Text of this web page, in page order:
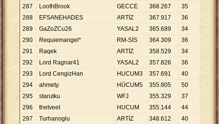
287
LoothBrook GECCE 368.267 35
288
EFSANEHADES ARTİZ 367.917 36
289
GaZoZCu26 YASAL2 365.689 34
290
Requiemangel* RM-SİS 364.309 36 10
291
Raqek ARTİZ 358.529 34
292
Lord Ragnar41 YASAL2 357.826 36 9
293
Lord CengizHan HUCUM3 357.691 40
294
ahmety. HÜCUM5 355.805 50 7
116
295
starutku WFJ 355.329 37
296
thetveet HUCUM 355.144 44 8
297
Turhanoglu ARTİZ 348.612 40 8